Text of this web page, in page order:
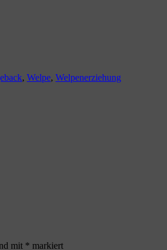
, Welpe, Welpenerziehung
mit * markiert